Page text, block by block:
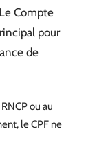
Compte
pour
de
ou au
le CPF ne